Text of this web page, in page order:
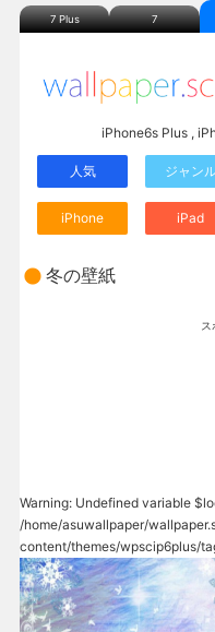
7 Plus 7
iPhone6s Plus ,
人気 ジャン
iPhone iPad
冬の壁紙
ス
Warning: Undefined variable
/home/asuwallpaper/
content/themes/wpscip6plus/